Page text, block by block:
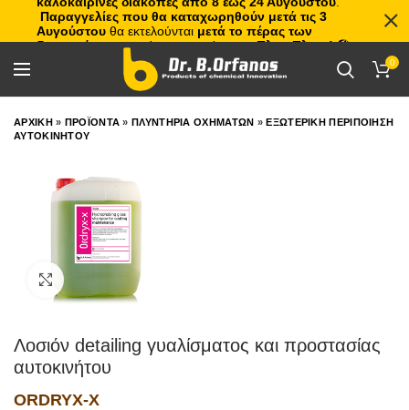
0
ΑΡΧΙΚΗ» ΠΡΟΪΟΝΤΑ »ΠΛΥΝΤΗΡΙΑ ΟΧΗΜΑΤΩΝ »ΕΞΩΤΕΡΙΚΗ ΠΕΡΙΠΟΙΗΣΗ
ΑΥΤΟΚΙΝΗΤΟΥ
Click to enlarge
Λοσιόν detailing γυαλίσματος και προστασίας
αυτοκινήτου
ORDRYX-X
Παραγγελίες που θα καταχωρηθούν μετά τις 3
Αυγούστου θα εκτελούνται μετά το πέρας των
διακοπών, με σειρά προτεραιότητας.Πλιτς Πλατς!🏖️🌊